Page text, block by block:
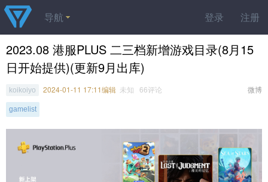
登录 注册
导航
2023.08 港服PLUS 二三档新增游戏目录(8月15
日开始提供)(更新9月出库)
微博
koikoiyo 2024-01-11 17:11编辑 未知 66评论
gamelist